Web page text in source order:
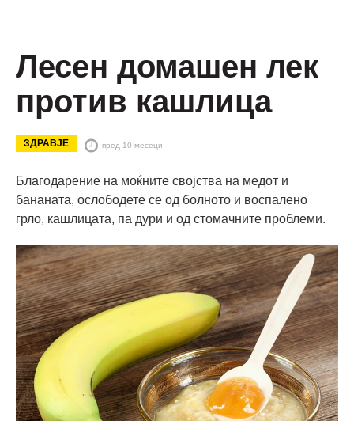
Лесен домашен лек
против кашлица
ЗДРАВЈЕ пред 10 месеци
Благодарение на моќните својства на медот и
бананата, ослободете се од болното и воспалено
грло, кашлицата, па дури и од стомачните проблеми.